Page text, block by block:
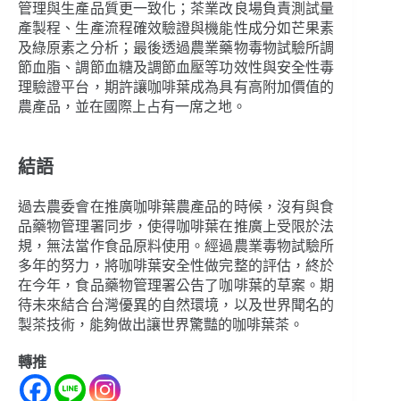
管理與生產品質更一致化；茶業改良場負責測試量
產製程、生產流程確效驗證與機能性成分如芒果素
及綠原素之分析；最後透過農業藥物毒物試驗所調
節血脂、調節血糖及調節血壓等功效性與安全性毒
理驗證平台，期許讓咖啡葉成為具有高附加價值的
農產品，並在國際上占有一席之地。
結語
過去農委會在推廣咖啡葉農產品的時候，沒有與食
品藥物管理署同步，使得咖啡葉在推廣上受限於法
規，無法當作食品原料使用。經過農業毒物試驗所
多年的努力，將咖啡葉安全性做完整的評估，終於
在今年，食品藥物管理署公告了咖啡葉的草案。期
待未來結合台灣優異的自然環境，以及世界聞名的
製茶技術，能夠做出讓世界驚豔的咖啡葉茶。
轉推